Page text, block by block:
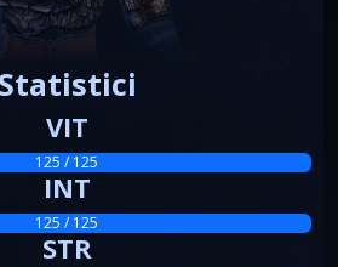
Statistici
VIT
125 / 125
INT
125 / 125
STR